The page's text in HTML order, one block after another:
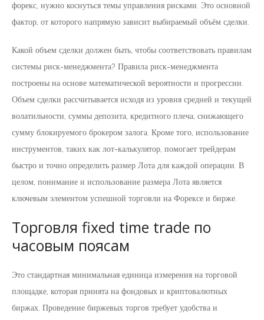
форекс, нужно коснуться темы управления рисками. Это основной
фактор, от которого напрямую зависит выбираемый объём сделки.
Какой объем сделки должен быть, чтобы соответствовать правилам
системы риск-менеджмента? Правила риск-менеджмента
построены на основе математической вероятности и прогрессии.
Объем сделки рассчитывается исходя из уровня средней и текущей
волатильности, суммы депозита, кредитного плеча, снижающего
сумму блокируемого брокером залога. Кроме того, использование
инструментов, таких как лот-калькулятор, помогает трейдерам
быстро и точно определить размер Лота для каждой операции. В
целом, понимание и использование размера Лота является
ключевым элементом успешной торговли на Форексе и бирже.
Торговля fixed time trade по
часовым поясам
Это стандартная минимальная единица измерения на торговой
площадке, которая принята на фондовых и криптовалютных
биржах. Проведение биржевых торгов требует удобства и